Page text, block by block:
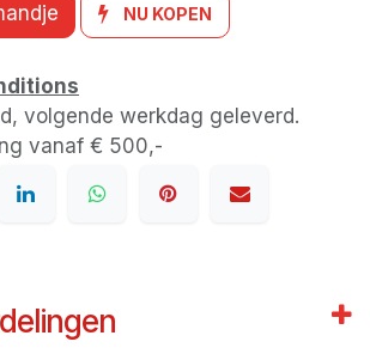
NU KOPEN
volgende werkdag geleverd.
vanaf € 500,-